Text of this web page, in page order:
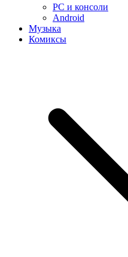
PC и консоли
Android
Музыка
Комиксы